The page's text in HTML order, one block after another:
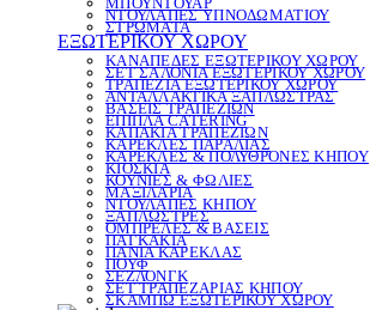
ΝΤΟΥΛΑΠΕΣ ΥΠΝΟΔΩΜΑΤΙΟΥ
ΣΤΡΩΜΑΤΑ
ΕΞΩΤΕΡΙΚΟΥ ΧΩΡΟΥ
ΚΑΝΑΠΕΔΕΣ ΕΞΩΤΕΡΙΚΟΥ ΧΩΡΟΥ
ΣΕΤ ΣΑΛΟΝΙΑ ΕΞΩΤΕΡΙΚΟΥ ΧΩΡΟΥ
ΤΡΑΠΕΖΙΑ ΕΞΩΤΕΡΙΚΟΥ ΧΩΡΟΥ
ΑΝΤΑΛΛΑΚΤΙΚΑ ΞΑΠΛΩΣΤΡΑΣ
ΒΑΣΕΙΣ ΤΡΑΠΕΖΙΩΝ
ΕΠΙΠΛΑ CATERING
ΚΑΠΑΚΙΑ ΤΡΑΠΕΖΙΩΝ
ΚΑΡΕΚΛΕΣ ΠΑΡΑΛΙΑΣ
ΚΑΡΕΚΛΕΣ & ΠΟΛΥΘΡΟΝΕΣ ΚΗΠΟΥ
ΚΙΟΣΚΙΑ
ΚΟΥΝΙΕΣ & ΦΩΛΙΕΣ
ΜΑΞΙΛΑΡΙΑ
ΝΤΟΥΛΑΠΕΣ ΚΗΠΟΥ
ΞΑΠΛΩΣΤΡΕΣ
ΟΜΠΡΕΛΕΣ & ΒΑΣΕΙΣ
ΠΑΓΚΑΚΙΑ
ΠΑΝΙΑ ΚΑΡΕΚΛΑΣ
ΠΟΥΦ
ΣΕΖΛΟΝΓΚ
ΣΕΤ ΤΡΑΠΕΖΑΡΙΑΣ ΚΗΠΟΥ
ΣΚΑΜΠΩ ΕΞΩΤΕΡΙΚΟΥ ΧΩΡΟΥ